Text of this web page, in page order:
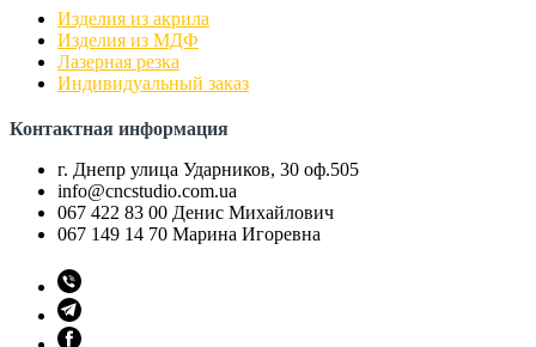
Изделия из акрила
Изделия из МДФ
Лазерная резка
Индивидуальный заказ
Контактная информация
г. Днепр улица Ударников, 30 оф.505
info@cncstudio.com.ua
067 422 83 00 Денис Михайлович
067 149 14 70 Марина Игоревна